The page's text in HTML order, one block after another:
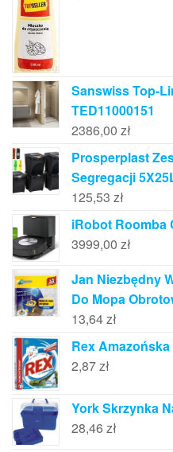
Sanswiss Top-
TED11000151
2386,00 zł
Prosperplast
Segregacji
125,53 zł
iRobot Roomba
3999,00 zł
Jan Niezbędny
Do Mopa
13,64zł
Rex
2,87zł
York Skrzynka
28,46 zł